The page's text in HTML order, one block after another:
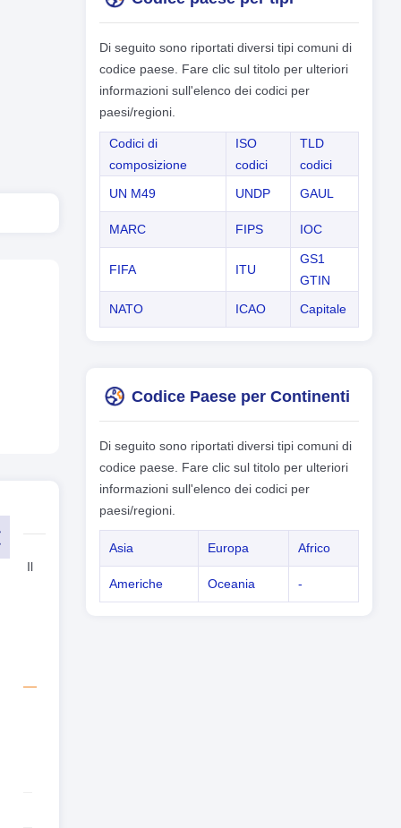
Il
Di seguito sono riportati diversi tipi comuni di
codice paese. Fare clic sul titolo per ulteriori
informazioni sull'elenco dei codici per
paesi/regioni.
Codici di
composizione
ISO
codici
TLD
codici
UN M49
UNDP GAUL
MARC FIPS IOC
FIFA ITU
GS1
GTIN
NATO
ICAO Capitale
Codice Paese per Continenti
Di seguito sono riportati diversi tipi comuni di
codice paese. Fare clic sul titolo per ulteriori
informazioni sull'elenco dei codici per
paesi/regioni.
Asia Europa Africo
Americhe Oceania -